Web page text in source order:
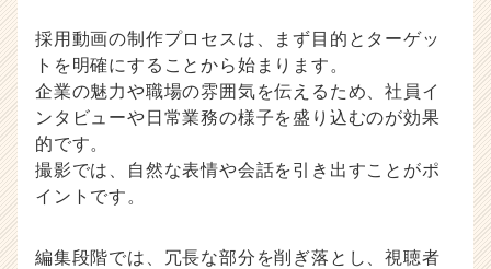
採用動画の制作プロセスは、まず目的とターゲッ
トを明確にすることから始まります。
企業の魅力や職場の雰囲気を伝えるため、社員イ
ンタビューや日常業務の様子を盛り込むのが効果
的です。
撮影では、自然な表情や会話を引き出すことがポ
イントです。
編集段階では、冗長な部分を削ぎ落とし、視聴者